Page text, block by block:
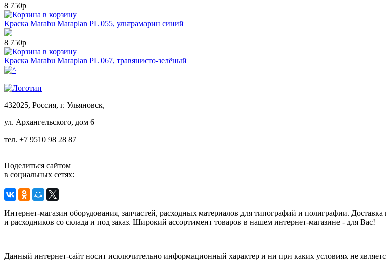
8 750р
в корзину
Краска Маrabu Maraplan PL 055, ультрамарин синий
8 750р
в корзину
Краска Маrabu Maraplan PL 067, травянисто-зелёный
432025, Россия, г. Ульяновск,
ул. Архангельского, дом 6
тел. +7 9510 98 28 87
Поделиться сайтом
в социальных сетях:
Интернет-магазин оборудования, запчастей, расходных материалов для типографий и полиграфии.
и расходников со склада и под заказ. Широкий ассортимент товаров в нашем интернет-магазине - для Вас!
Данный интернет-сайт носит исключительно информационный характер и ни при каких условиях не